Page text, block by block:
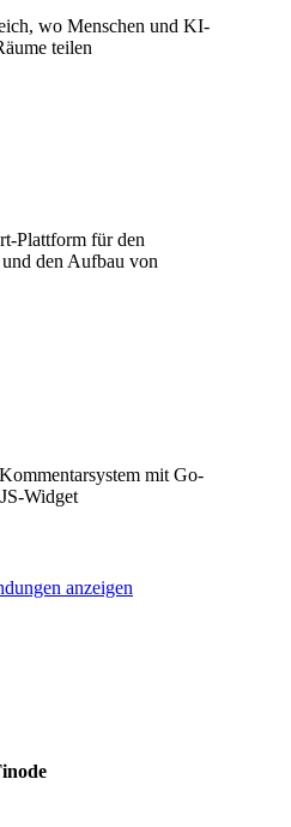
wo Menschen und KI-
teilen
Plattform für den
und den Aufbau von
mit Go-
Widget
anzeigen